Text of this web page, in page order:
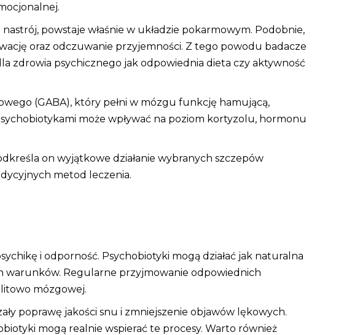
powstaje właśnie w układzie pokarmowym. Podobnie,
oraz odczuwanie przyjemności. Z tego powodu badacze
zdrowia psychicznego jak odpowiednia dieta czy aktywność
(GABA), który pełni w mózgu funkcję hamującą,
może wpływać na poziom kortyzolu, hormonu
on wyjątkowe działanie wybranych szczepów
metod leczenia.
i odporność. Psychobiotyki mogą działać jak naturalna
warunków. Regularne przyjmowanie odpowiednich
mózgowej.
poprawę jakości snu i zmniejszenie objawów lękowych.
mogą realnie wspierać te procesy. Warto również